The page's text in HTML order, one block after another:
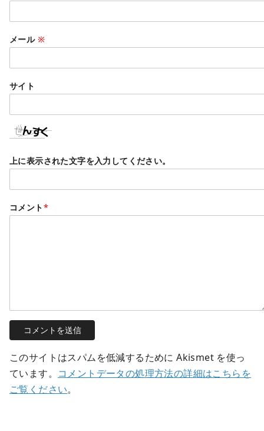
メール ※
サイト
上に表示された文字を入力してください。
コメント*
このサイトはスパムを低減するために Akismet を使っ
ています。 コメントデータの処理方法の詳細はこちらを
ご覧ください。